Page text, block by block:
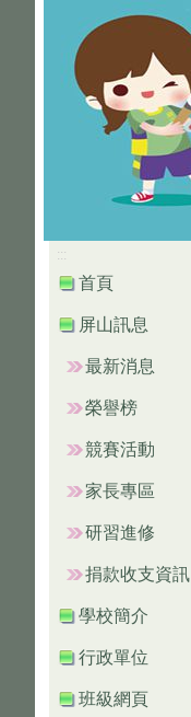
:::
首頁
屏山訊息
最新消息
榮譽榜
競賽活動
家長專區
研習進修
捐款收支資訊
學校簡介
行政單位
班級網頁